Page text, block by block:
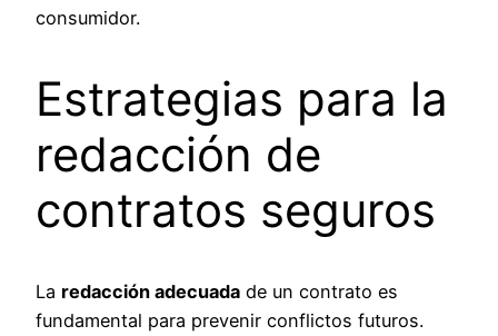
consumidor.
Estrategias para la
redacción de
contratos seguros
La redacción adecuada de un contrato es
fundamental para prevenir conflictos futuros.